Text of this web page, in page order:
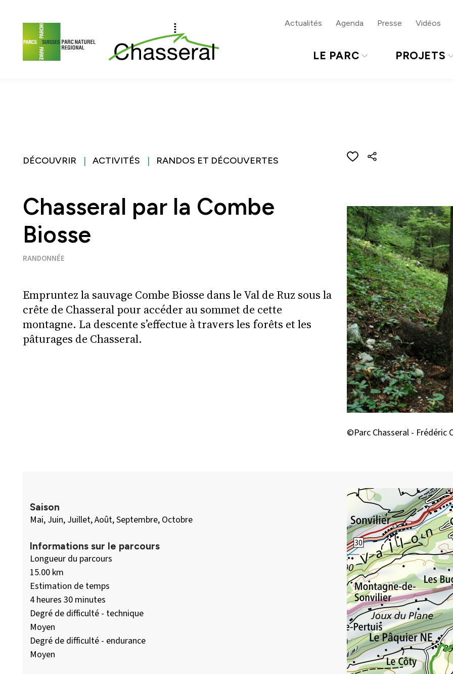
Actualités Agenda Presse Vidéos
LE PARC PROJETS
DÉCOUVRIR ACTIVITÉS RANDOS ET DÉCOUVERTES
Chasseral par la Combe
Biosse
RANDONNÉE
Empruntez la sauvage Combe Biosse dans le Val de Ruz sous la
crête de Chasseral pour accéder au sommet de cette
montagne. La descente s’effectue à travers les forêts et les
pâturages de Chasseral.
©Parc Chasseral - Frédéric
Saison
Mai, Juin, Juillet, Août, Septembre, Octobre
Informations sur le parcours
Longueur du parcours
15.00 km
Estimation de temps
4 heures 30 minutes
Degré de difficulté - technique
Moyen
Degré de difficulté - endurance
Moyen